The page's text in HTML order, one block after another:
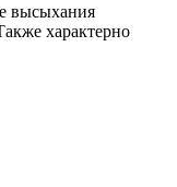
высыхания
характерно